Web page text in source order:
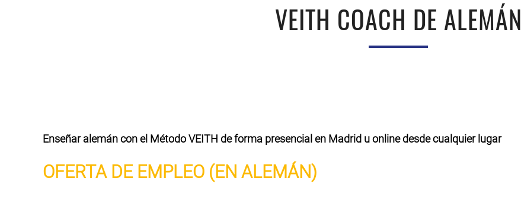
VEITH COACH DE ALEMÁN
Enseñar alemán con el Método VEITH de forma presencial en Madrid u online desde cualquier lugar
OFERTA DE EMPLEO (EN ALEMÁN)